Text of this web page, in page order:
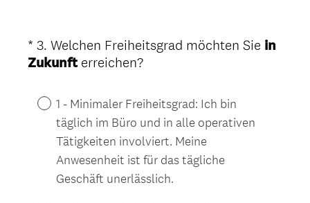
Question
Title
* 3. Welchen Freiheitsgrad möchten Sie in
Zukunfterreichen?(
r
f
o
r
d
e
1 - Minimaler Freiheitsgrad: Ich bin
täglich im Büro und in alle operativen
Tätigkeiten involviert. Meine
Anwesenheit ist für das tägliche
Geschäft unerlässlich.